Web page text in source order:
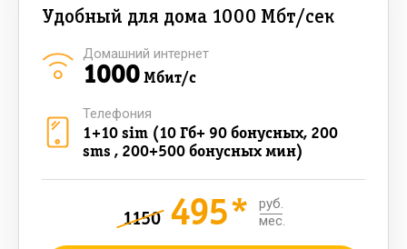
Удобный для дома 1000 Мбт/сек
1000Мбит/с
Домашний интернет
1+10 sim (10 Гб+ 90 бонусных, 200
sms , 200+500 бонусных мин)
Телефония
1150 495*
руб.
мес.